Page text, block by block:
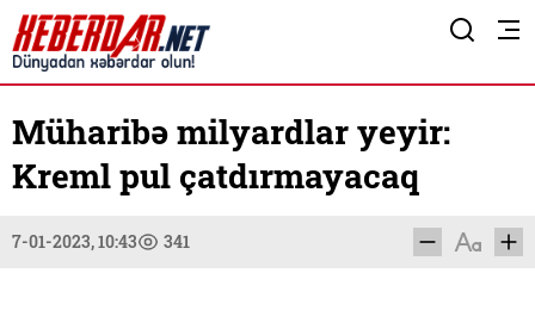
Müharibə milyardlar yeyir:
Kreml pul çatdırmayacaq
7-01-2023, 10:43 341